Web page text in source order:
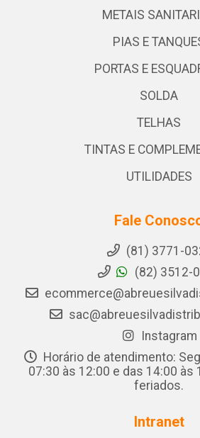
METAIS
PIAS E
PORTAS E
SOLDA
TELHAS
TINTAS E
UTILIDADES
Fale
(81) 3771-
(82) 3512-
Instagram
Horário de atendimento:
07:30 às 12:00 e das 14:00 às
feriados.
Intranet